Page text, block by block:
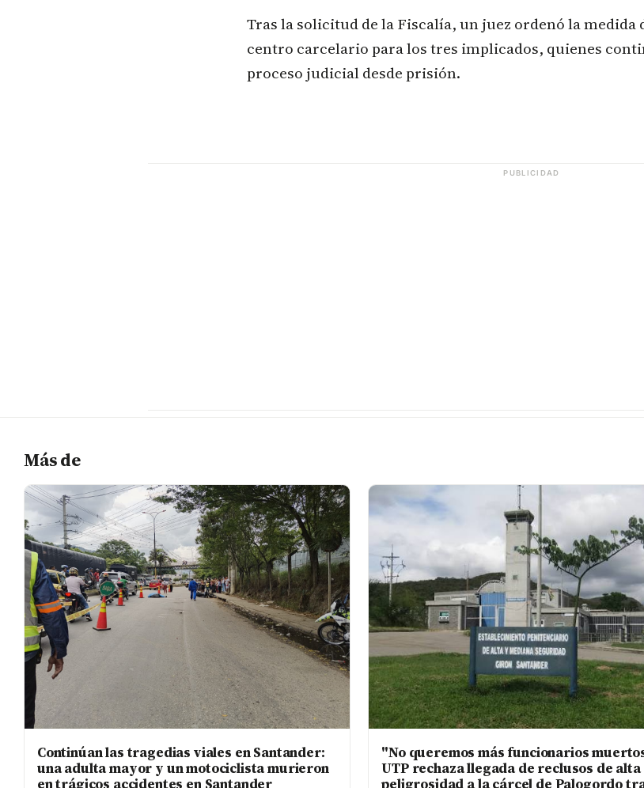
Tras la solicitud de la Fiscalía, un juez ordenó la medida
centro carcelario para los tres implicados, quienes
proceso judicial desde prisión.
PUBLICIDAD
Más de
Continúan las tragedias viales en Santander:
una adulta mayor y un motociclista murieron
"No queremos más funcionarios
UTP rechaza llegada de reclusos de alta